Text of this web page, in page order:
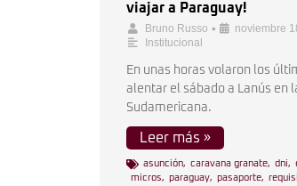
viajar a Paraguay!
Bruno Russo • noviembre
Institucional
En unas horas volaron los
alentar el sábado a Lanús en
Sudamericana.
Leer más »
asunción, caravana granate, dni,
micros, paraguay, pasaporte,